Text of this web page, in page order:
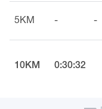
5KM - -
10KM 0:30:32